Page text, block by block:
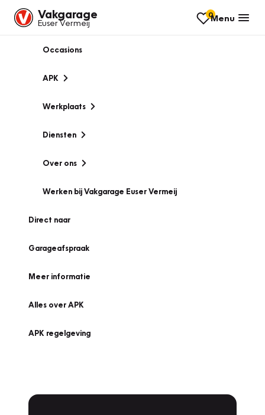
Vakgarage
Euser Vermeij
0Menu
Occasions
APK
Werkplaats
Diensten
Over ons
Werken bij Vakgarage Euser Vermeij
Direct naar
Garageafspraak
Meer informatie
Alles over APK
APK regelgeving